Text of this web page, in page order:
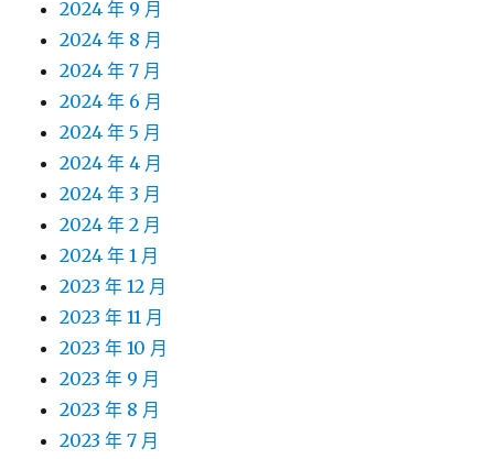
2024 年 9 月
2024 年 8 月
2024 年 7 月
2024 年 6 月
2024 年 5 月
2024 年 4 月
2024 年 3 月
2024 年 2 月
2024 年 1 月
2023 年 12 月
2023 年 11 月
2023 年 10 月
2023 年 9 月
2023 年 8 月
2023 年 7 月